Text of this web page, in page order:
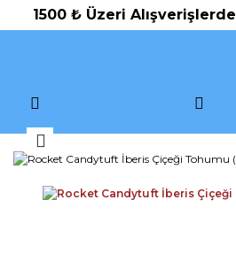
1500 ₺ Üzeri Alışverişlerde